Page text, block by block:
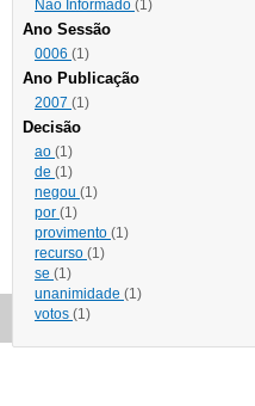
Não Informado (1)
Ano Sessão
0006 (1)
Ano Publicação
2007 (1)
Decisão
ao (1)
de (1)
negou (1)
por (1)
provimento (1)
recurso (1)
se (1)
unanimidade (1)
votos (1)